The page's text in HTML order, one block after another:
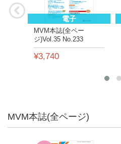
電子
MVM本誌(全ペー
ジ)Vol.35 No.233
¥3,740
MVM本誌(全ページ)